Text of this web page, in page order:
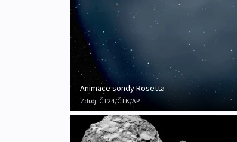
Animace sondy Rosetta
Zdroj: ČT24/ČTK/AP